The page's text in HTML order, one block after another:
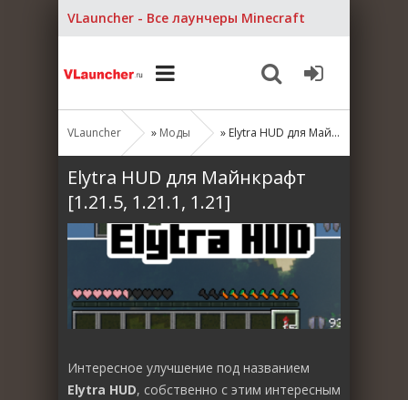
VLauncher - Все лаунчеры Minecraft
VLauncher » Моды » Elytra HUD для Майнкрафт [1.21.5, 1.21.1, 1.21]
Elytra HUD для Майнкрафт
[1.21.5, 1.21.1, 1.21]
Интересное улучшение под названием
Elytra HUD, собственно с этим интересным